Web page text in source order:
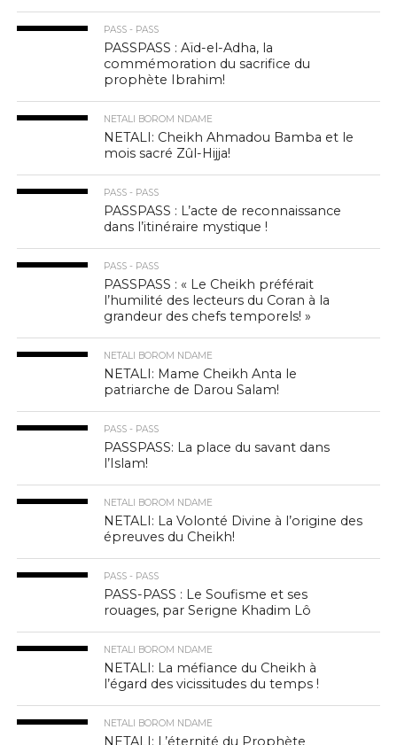
PASS - PASS
PASSPASS : Aïd-el-Adha, la
commémoration du sacrifice du
prophète Ibrahim!
NETALI BOROM NDAME
NETALI: Cheikh Ahmadou Bamba et le
mois sacré Zûl-Hijja!
PASS - PASS
PASSPASS : L’acte de reconnaissance
dans l’itinéraire mystique !
PASS - PASS
PASSPASS : « Le Cheikh préférait
l’humilité des lecteurs du Coran à la
grandeur des chefs temporels! »
NETALI BOROM NDAME
NETALI: Mame Cheikh Anta le
patriarche de Darou Salam!
PASS - PASS
PASSPASS: La place du savant dans
l’Islam!
NETALI BOROM NDAME
NETALI: La Volonté Divine à l’origine des
épreuves du Cheikh!
PASS - PASS
PASS-PASS : Le Soufisme et ses
rouages, par Serigne Khadim Lô
NETALI BOROM NDAME
NETALI: La méfiance du Cheikh à
l’égard des vicissitudes du temps !
NETALI BOROM NDAME
NETALI: L’éternité du Prophète